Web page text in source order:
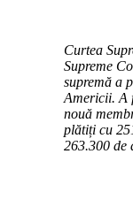
Curtea
Supreme
supremă a
Americii. A
nouă
plătiți cu
263.300 de